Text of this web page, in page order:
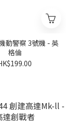
動警察 3號機 - 英
格倫